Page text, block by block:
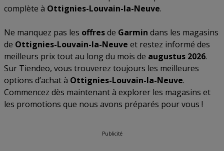
complète à Ottignies-Louvain-la-Neuve.
Ne manquez pas les offresde Garmin dans les magasins
de Ottignies-Louvain-la-Neuve et restez informé des
meilleurs prix tout au long du mois de augustus 2026.
Sur Tiendeo, vous trouverez toujours les meilleures
options d’achat à Ottignies-Louvain-la-Neuve.
Commencez dès maintenant à explorer les magasins et
les promotions que nous avons préparés pour vous !
Publicité